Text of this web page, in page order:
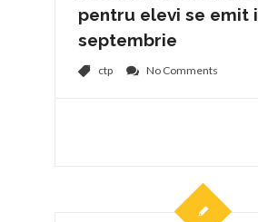
pentru elevi se emit
septembrie
ctp No Comments